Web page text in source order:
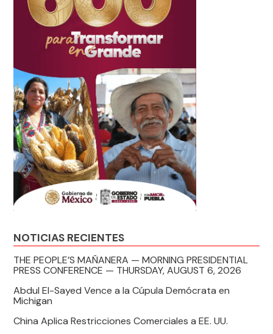
NOTICIAS RECIENTES
THE PEOPLE’S MAÑANERA — MORNING PRESIDENTIAL
PRESS CONFERENCE — THURSDAY, AUGUST 6, 2026
Abdul El-Sayed Vence a la Cúpula Demócrata en
Michigan
China Aplica Restricciones Comerciales a EE. UU.